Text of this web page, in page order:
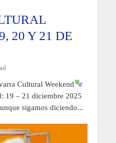
20 Y 21 DE
Cultural Weekend
19 – 21 diciembre 2025
sigamos diciendo...